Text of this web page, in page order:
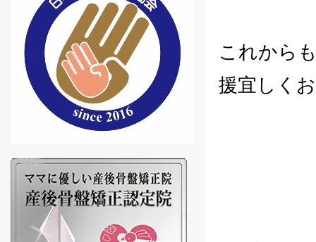
これから
援宜しく